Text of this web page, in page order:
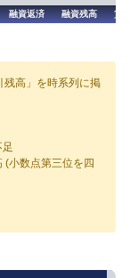
融資返済 融資残高 貸
残高」を時系列に掲
(小数点第三位を四